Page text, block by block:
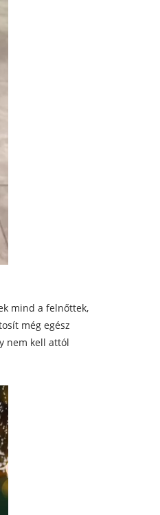
mind a felnőttek,
még egész
nem kell attól